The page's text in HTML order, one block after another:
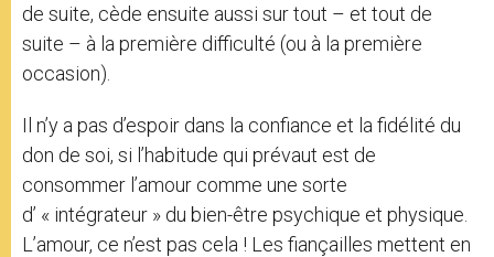
de suite, cède ensuite aussi sur tout – et tout de
suite – à la première difficulté (ou à la première
occasion).
Il n’y a pas d’espoir dans la confiance et la fidélité du
don de soi, si l’habitude qui prévaut est de
consommer l’amour comme une sorte
d’ « intégrateur » du bien-être psychique et physique.
L’amour, ce n’est pas cela ! Les fiançailles mettent en